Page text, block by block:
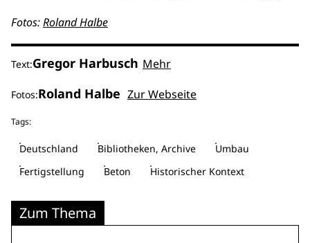
Fotos:Roland Halbe
Text:Gregor Harbusch Mehr
Fotos:Roland Halbe Zur Webseite
Tags:
Deutschland Bibliotheken, Archive
Umbau
Fertigstellung
Beton Historischer Kontext
Zum Thema